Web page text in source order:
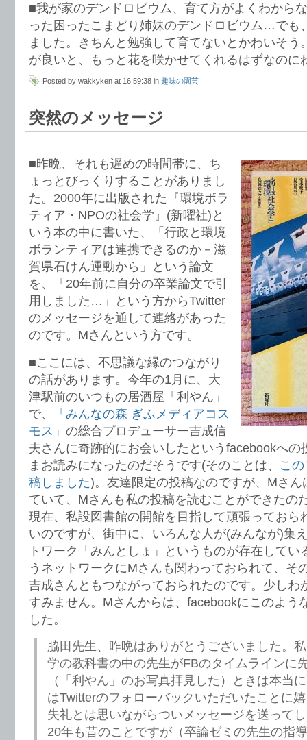
■我が家のデンドロビウム、育て方がよくわから
った困ったこまどり姉妹のデンドロビウム…でも
ました。きちんと勉強して育てないとかわいそう
が良いと、もっと花を咲かせてくれるはずなのに
Posted by wakkyken at 16:59:38 in 趣味の園芸
突然のメッセージ
■昨晩、それも遅めの時間帯に、ち
ょっとびっくりすることがありまし
た。2000年に出版された『環境ボラ
ティア・NPOの社会学』(新曜社)と
いう本の中に書いた、「行政と環境
ボランティアは連携できるのか－滋
賀県石けん運動から」という論文
を、「20年前に自分の卒業論文で引
用しました…」という方からTwitter
のメッセージを通して連絡があった
のです。Mさんという方です。
■ここには、不思議な縁のつながり
の話があります。今年の1月に、大
津駅前のいつもの居酒屋「利やん」
で、
「みんなの森 ぎふメディアコス
モス」 の総合プロデューサー吉成信
夫さんに奇跡的にお会いしたというfacebookへの
まお読みになったのだそうです(そのことは、 こ
稿しました)。友達限定の投稿なのですが、Mさ
ていて、Mさんも私の投稿を読むことができたの
現在、私設図書館の開館を目指して頑張っておら
いのですが、街中に、いろんな人が(みんなが)集
トワーク「みんとしょ」というものが存在してい
うネットワークにMさんも関わっておられて、そ
吉成さんともつながっておられたのです。少しわ
すみません。Mさんからは、facebookにこのよう
した。
脇田先生、昨晩はありがとうございました。
学の教科書の中の先生がFBのタイムラインに
（「利やん」のお写真拝見した）ときは本当
はTwitterのフォローバックいただいたことに
失礼とは思いながらついメッセージを送って
20年も昔のことですが（卒論ゼミの先生の指